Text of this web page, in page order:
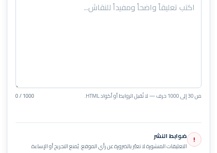
من 30 إلى 1000 حرف — لا تُقبل الروابط أو أكواد HTML. 0 / 1000
! ضوابط النشر
التعليقات المنشورة لا تعبّر بالضرورة عن رأي الموقع. يُمنع التجريح أو الإساءة